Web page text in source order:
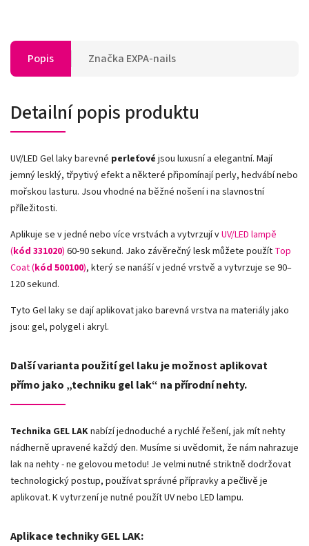
Popis Značka EXPA-nails
Detailní popis produktu
UV/LED Gel laky barevné perleťové jsou luxusní a elegantní. Mají
jemný lesklý, třpytivý efekt a některé připomínají perly, hedvábí nebo
mořskou lasturu. Jsou vhodné na běžné nošení i na slavnostní
příležitosti.
Aplikuje se v jedné nebo více vrstvách a vytvrzují vUV/LED lampě
(kód 331020) 60-90 sekund. Jako závěrečný lesk můžete použít Top
Coat (kód 500100), který se nanáší v jedné vrstvě a vytvrzuje se 90–
120 sekund.
Tyto Gel laky se dají aplikovat jako barevná vrstva na materiály jako
jsou: gel, polygel i akryl.
Další varianta použití gel laku je možnost aplikovat
přímo jako „techniku gel lak“ na přírodní nehty.
Technika GEL LAKnabízí jednoduché a rychlé řešení, jak mít nehty
nádherně upravené každý den. Musíme si uvědomit, že nám nahrazuje
lak na nehty - ne gelovou metodu! Je velmi nutné striktně dodržovat
technologický postup, používat správné přípravky a pečlivě je
aplikovat. K vytvrzení je nutné použít UV nebo LED lampu.
Aplikace techniky GEL LAK: